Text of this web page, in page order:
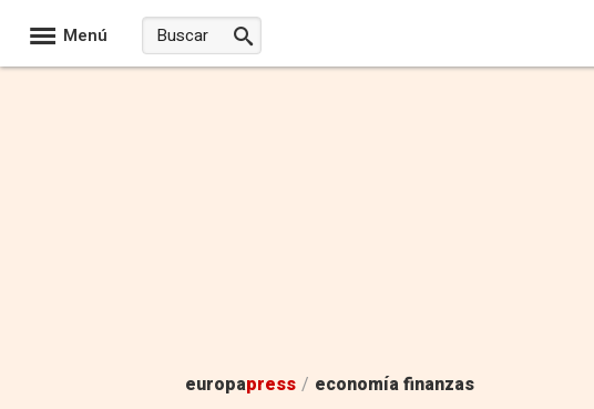
Menú
europapress / economía finanzas